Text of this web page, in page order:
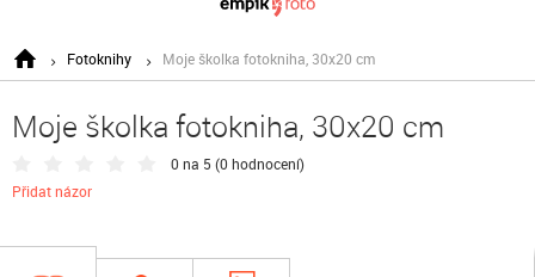
Fotoknihy Moje školka fotokniha, 30x20 cm
Moje školka fotokniha, 30x20 cm
0 na 5 (0 hodnocení)
Přidat názor